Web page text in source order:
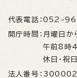
代表電話： 052-
開庁時間： 月曜日か
午前8時
休日・祝
法人番号：